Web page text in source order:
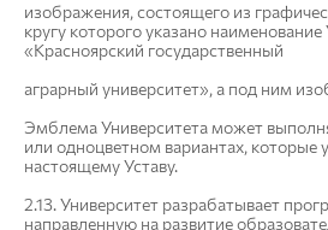
изображения, состоящего из
кругу которого указано наименование
«Красноярский государственный
аграрный университет», а под ним
Эмблема Университета может
или одноцветном вариантах, которые
настоящему Уставу.
2.13. Университет разрабатывает
направленную на развитие